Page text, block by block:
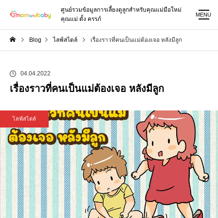
ศูนย์รวมข้อมูลการเลี้ยงดูลูกสำหรับคุณแม่มือใหม่
คุณแม่ ตั้ง ครรภ์
MENU
Blog ไลฟ์สไตล์ เรื่องราวที่คนเป็นแม่ต้องเจอ หลังมีลูก
04.04.2022
เรื่องราวที่คนเป็นแม่ต้องเจอ หลังมีลูก
ไลฟ์สไตล์